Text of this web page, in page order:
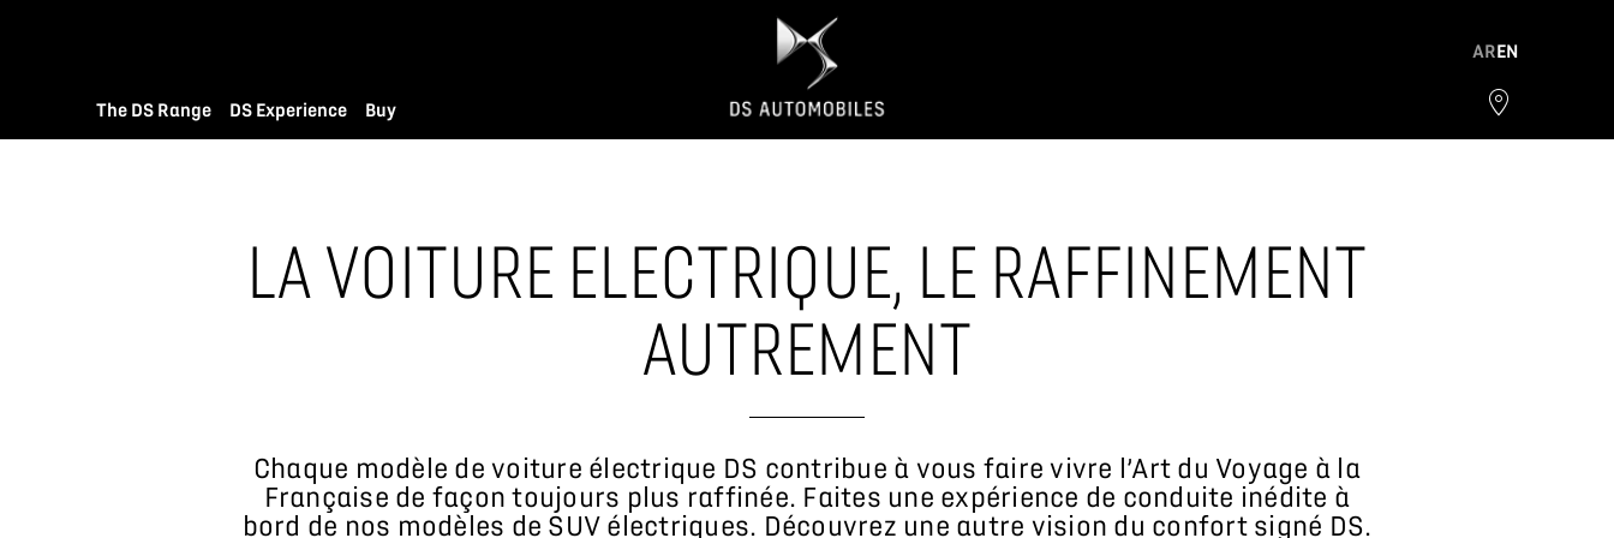
AREN
The DS Range DS Experience Buy
LA VOITURE ELECTRIQUE, LE RAFFINEMENT
AUTREMENT
Chaque modèle de voiture électrique DS contribue à vous faire vivre l’Art du Voyage à la
Française de façon toujours plus raffinée. Faites une expérience de conduite inédite à
bord de nos modèles de SUV électriques. Découvrez une autre vision du confort signé DS.